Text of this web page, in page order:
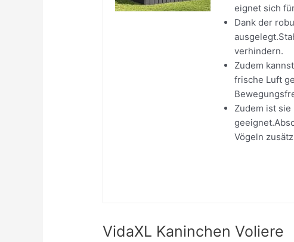
eignet sich
Dank der
verhindern.
Zudem
frische Luft
Zudem ist sie
Vögeln
VidaXL Kaninchen Voliere